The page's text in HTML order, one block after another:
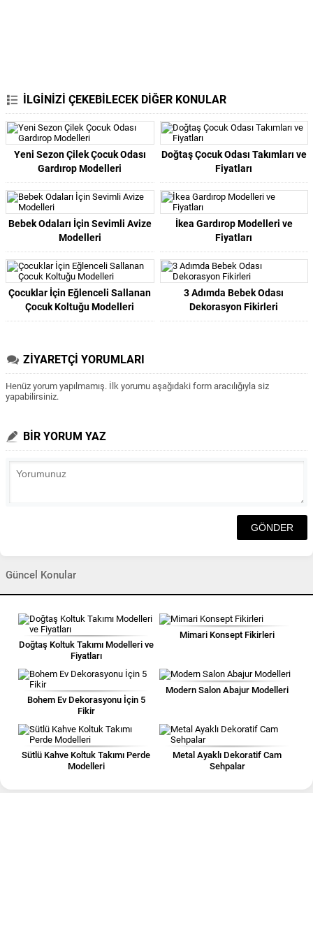
İLGİNİZİ ÇEKEBİLECEK DİĞER KONULAR
Yeni Sezon Çilek Çocuk Odası
Gardırop Modelleri
Doğtaş Çocuk Odası Takımları ve
Fiyatları
Bebek Odaları İçin Sevimli Avize
Modelleri
İkea Gardırop Modelleri ve
Fiyatları
Çocuklar İçin Eğlenceli Sallanan
Çocuk Koltuğu Modelleri
3 Adımda Bebek Odası
Dekorasyon Fikirleri
ZİYARETÇİ YORUMLARI
Henüz yorum yapılmamış. İlk yorumu aşağıdaki form aracılığıyla siz
yapabilirsiniz.
BİR YORUM YAZ
Güncel Konular
Doğtaş Koltuk Takımı Modelleri ve
Fiyatları
Mimari Konsept Fikirleri
Bohem Ev Dekorasyonu İçin 5
Fikir
Modern Salon Abajur Modelleri
Sütlü Kahve Koltuk Takımı Perde
Modelleri
Metal Ayaklı Dekoratif Cam
Sehpalar